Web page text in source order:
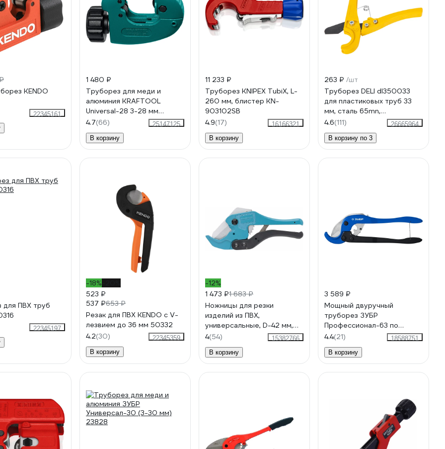
KENDO
22345161
1 480 ₽
Труборез для меди и
алюминия KRAFTOOL
Universal-28 3-28 мм
23382_z02
4.7(66)
25147125
В корзину
11 233 ₽
Труборез KNIPEX TubiX, L-
260 мм, блистер KN-
903102SB
4.9(17)
16166321
В корзину
263 ₽ /шт
Труборез DELI dl350033
для пластиковых труб 33
мм, сталь 65mn,
тефлоновое покрытие
118719
4.6(111)
26665964
В корзину по 3
для ПВХ труб
22345197
-18%
523 ₽
537 ₽653 ₽
Резак для ПВХ KENDO с V-
лезвием до 36 мм 50332
4.2(30)
22345359
В корзину
-12%
1 473 ₽1 683 ₽
Ножницы для резки
изделий из ПВХ,
универсальные, D-42 мм,
порошковое покрытие
рукояток GROSS 78424
4(54)
15382766
В корзину
3 589 ₽
Мощный двуручный
труборез ЗУБР
Профессионал-63 по
пластиковым трубам до 63
мм 23703-63_z01
4.4(21)
18588751
В корзину